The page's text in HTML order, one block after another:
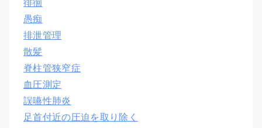
徘徊
愚痴
排泄管理
散髪
脊柱管狭窄症
血圧測定
誤嚥性肺炎
足首付近の圧迫を取り除く